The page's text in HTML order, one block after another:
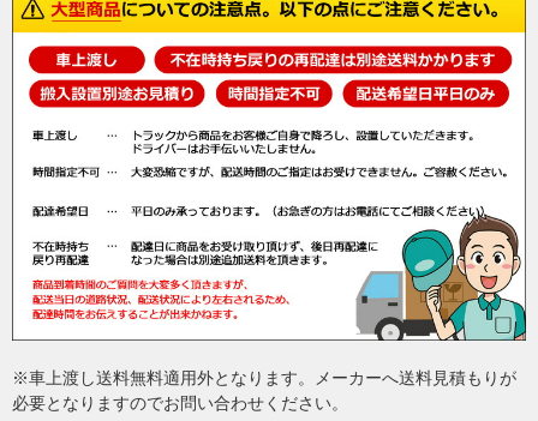
※車上渡し送料無料適用外となります。メーカーへ送料見積もりが
必要となりますのでお問い合わせください。